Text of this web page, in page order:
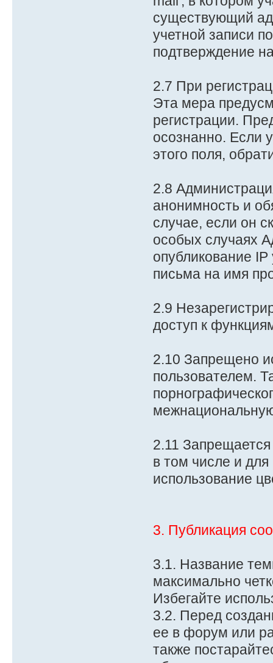
существующий
учетной записи
подтверждение
2.7 При
Эта мера
регистрации.
осознанно. Если
этого поля,
2.8
анонимность и
случае, если он
особых случаях
опубликование
письма на имя
2.9
доступ к
2.10 Запрещено
пользователем.
2.11
в том числе и
использование
3. Публикация
3.1. Название
максимально
Избегайте
3.2. Перед
ее в форум или
также